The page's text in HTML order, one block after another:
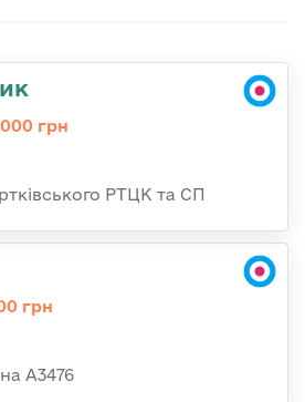
грн
РТЦК та СП
грн
А3476